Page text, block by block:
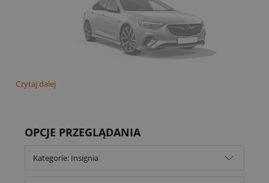
Czytaj dalej
OPCJE PRZEGLĄDANIA
Kategorie: Insignia